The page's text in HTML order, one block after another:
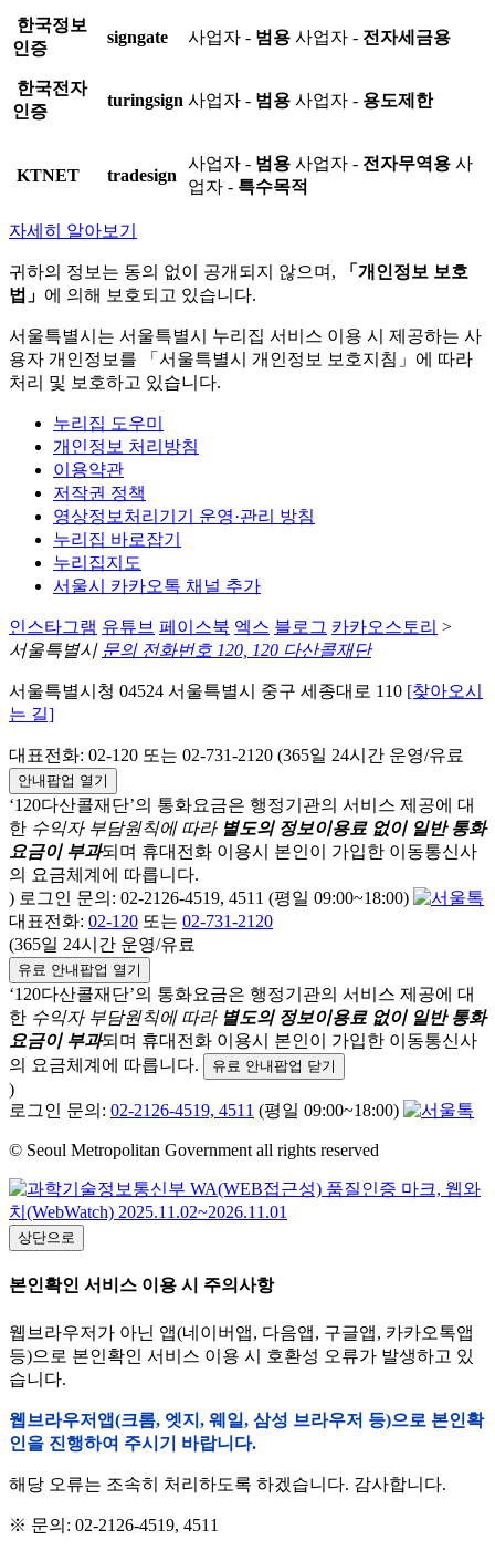
한국정보
인증
signgate 사업자 - 범용 사업자 - 전자세금용
한국전자
인증
turingsign 사업자 - 범용 사업자 - 용도제한
KTNET tradesign
사업자 - 범용 사업자 - 전자무역용 사
업자 - 특수목적
자세히 알아보기
귀하의 정보는 동의 없이 공개되지 않으며,
「개인정보 보호
법」 에 의해 보호되고 있습니다.
서울특별시는 서울특별시 누리집 서비스 이용 시 제공하는 사
용자 개인정보를 「서울특별시 개인정보 보호지침」에 따라
처리 및 보호하고 있습니다.
누리집 도우미
개인정보 처리방침
이용약관
저작권 정책
영상정보처리기기 운영·관리 방침
누리집 바로잡기
누리집지도
서울시 카카오톡 채널 추가
인스타그램 유튜브 페이스북 엑스 블로그 카카오스토리 >
서울특별시 문의 전화번호 120, 120 다산콜재단
서울특별시청 04524 서울특별시 중구 세종대로 110 [찾아오시
는 길]
대표전화: 02-120 또는 02-731-2120 (365일 24시간 운영/유료
안내팝업 열기
‘120다산콜재단’의 통화요금은 행정기관의 서비스 제공에 대
한 수익자 부담원칙에 따라 별도의 정보이용료 없이 일반 통화
요금이 부과되며 휴대전화 이용시 본인이 가입한 이동통신사
의 요금체계에 따릅니다.
) 로그인 문의: 02-2126-4519, 4511 (평일 09:00~18:00)
대표전화: 02-120 또는 02-731-2120
(365일 24시간 운영/유료
유료 안내팝업 열기
‘120다산콜재단’의 통화요금은 행정기관의 서비스 제공에 대
한 수익자 부담원칙에 따라 별도의 정보이용료 없이 일반 통화
요금이 부과되며 휴대전화 이용시 본인이 가입한 이동통신사
의 요금체계에 따릅니다.
유료 안내팝업 닫기
)
로그인 문의: 02-2126-4519, 4511 (평일 09:00~18:00)
© Seoul Metropolitan Government all rights reserved
상단으로
본인확인 서비스 이용 시 주의사항
웹브라우저가 아닌 앱(네이버앱, 다음앱, 구글앱, 카카오톡앱
등)으로 본인확인 서비스 이용 시 호환성 오류가 발생하고 있
습니다.
웹브라우저앱(크롬, 엣지, 웨일, 삼성 브라우저 등)으로 본인확
인을 진행하여 주시기 바랍니다.
해당 오류는 조속히 처리하도록 하겠습니다. 감사합니다.
※ 문의: 02-2126-4519, 4511